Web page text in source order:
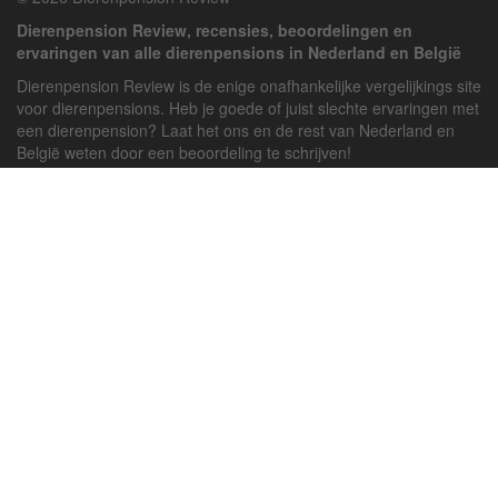
Dierenpension Review, recensies, beoordelingen en
ervaringen van alle dierenpensions in Nederland en België
Dierenpension Review is de enige onafhankelijke vergelijkings site
voor dierenpensions. Heb je goede of juist slechte ervaringen met
een dierenpension? Laat het ons en de rest van Nederland en
België weten door een beoordeling te schrijven!